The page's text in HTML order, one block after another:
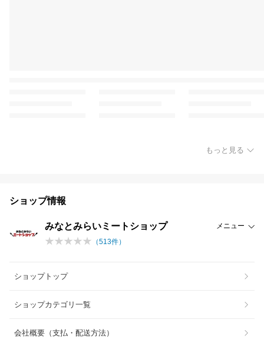
もっと見る
ショップ情報
みなとみらいミートショップ
メニュー
（513件）
ショップトップ
ショップカテゴリ一覧
会社概要（支払・配送方法）